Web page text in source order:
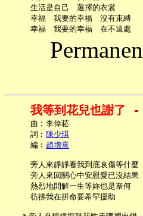
     生活是自己　選擇的衣裳
     幸福　我要的幸福　沒有束縛
我等到花兒也謝了 -
     曲︰李偉菘
     詞︰
陳少琪
     編︰
趙增熹
     旁人來靜靜看我到底哀傷等什麼
     旁人來回關心中安慰愛已沒結果
     熱烈地開解一生等妳也是奈何
     彷彿我在拼命要希罕援助